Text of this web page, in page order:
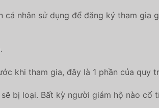
nhân sử dụng để đăng ký tham gia
khi tham gia, đây là 1 phần của quy
bị loại. Bất kỳ người giám hộ nào